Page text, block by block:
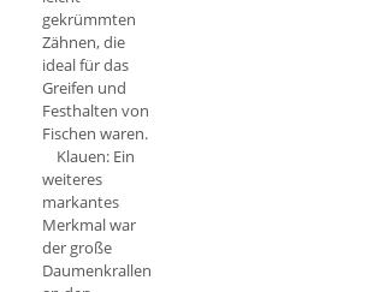
gekrümmten
Zähnen, die
ideal für das
Greifen und
Festhalten von
Fischen waren.
Klauen: Ein
weiteres
markantes
Merkmal war
der große
Daumenkrallen